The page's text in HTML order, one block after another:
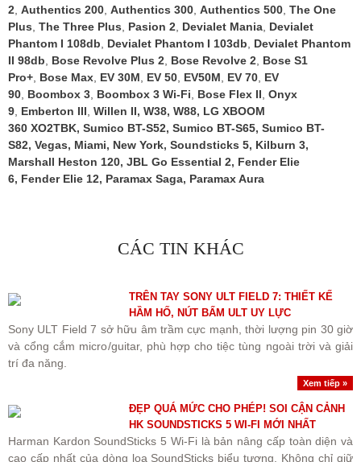
2 Authentics 200 Authentics 300 Authentics 500 The One
Plus The Three Plus Pasion 2 Devialet Mania Devialet
Phantom I 108db
Devialet Phantom I 103db
Devialet Phantom
II 98db
Bose Revolve Plus 2 Bose Revolve 2 Bose S1
Pro+ Bose Max EV 30M EV 50 EV50M EV 70 EV
90 Boombox 3 Boombox 3 Wi-Fi Bose Flex II Onyx
9 Emberton III Willen II, W38, W88, LG XBOOM
360 XO2TBK, Sumico BT-S52, Sumico BT-S65, Sumico BT-
S82, Vegas, Miami, New York, Soundsticks 5, Kilburn 3,
Marshall Heston 120, JBL Go Essential 2, Fender Elie
6, Fender Elie 12, Paramax Saga, Paramax Aura
CÁC TIN KHÁC
TRÊN TAY SONY ULT FIELD 7: THIẾT KẾ
HẦM HỐ, NÚT BẤM ULT UY LỰC
Sony ULT Field 7 sở hữu âm trầm cực mạnh, thời lượng pin 30 giờ
và cổng cắm micro/guitar, phù hợp cho tiệc tùng ngoài trời và giải
trí đa năng.
Xem tiếp »
ĐẸP QUÁ MỨC CHO PHÉP! SOI CẬN CẢNH
HK SOUNDSTICKS 5 WI-FI MỚI NHẤT
Harman Kardon SoundSticks 5 Wi-Fi là bản nâng cấp toàn diện và
cao cấp nhất của dòng loa SoundSticks biểu tượng. Không chỉ giữ